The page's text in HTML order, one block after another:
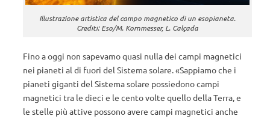
Illustrazione artistica del campo magnetico di un esopianeta.
Crediti: Eso/M. Kornmesser, L. Calçada
Fino a oggi non sapevamo quasi nulla dei campi magnetici
nei pianeti al di fuori del Sistema solare. «Sappiamo che i
pianeti giganti del Sistema solare possiedono campi
magnetici tra le dieci e le cento volte quello della Terra, e
le stelle più attive possono avere campi magnetici anche